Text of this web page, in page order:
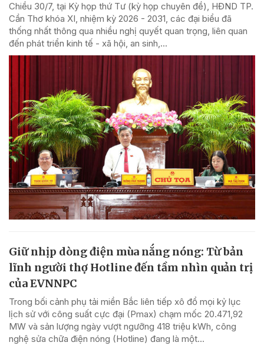
Chiều 30/7, tại Kỳ họp thứ Tư (kỳ họp chuyên đề), HĐND TP.
Cần Thơ khóa XI, nhiệm kỳ 2026 - 2031, các đại biểu đã
thống nhất thông qua nhiều nghị quyết quan trọng, liên quan
đến phát triển kinh tế - xã hội, an sinh,...
Giữ nhịp dòng điện mùa nắng nóng: Từ bản
lĩnh người thợ Hotline đến tầm nhìn quản trị
của EVNNPC
Trong bối cảnh phụ tải miền Bắc liên tiếp xô đổ mọi kỷ lục
lịch sử với công suất cực đại (Pmax) chạm mốc 20.471,92
MW và sản lượng ngày vượt ngưỡng 418 triệu kWh, công
nghệ sửa chữa điện nóng (Hotline) đang là một...